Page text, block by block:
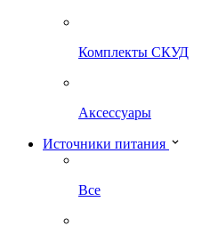
Комплекты СКУД
Аксессуары
Источники питания
Все